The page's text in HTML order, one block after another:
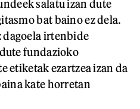
salatu izan dute
bat baino ez dela.
dagoela irtenbide
fundazioko
etiketak ezartzea izan da
kate horretan